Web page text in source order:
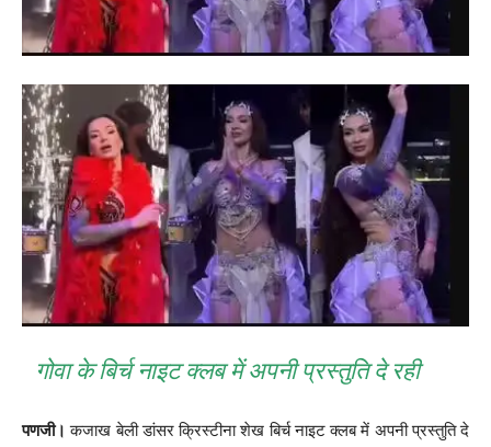
गोवा के बिर्च नाइट क्लब में अपनी प्रस्तुति दे रही
पणजी। कजाख बेली डांसर क्रिस्टीना शेख बिर्च नाइट क्लब में अपनी प्रस्तुति दे